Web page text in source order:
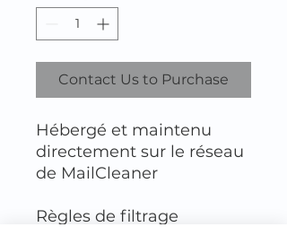
Contact Us to Purchase
Hébergé et maintenu
directement sur le réseau
de MailCleaner
Règles de filtrage